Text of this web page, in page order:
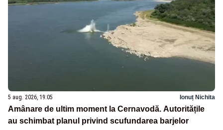
5 aug. 2026, 19:05 Ionuț Nichita
Amânare de ultim moment la Cernavodă. Autoritățile
au schimbat planul privind scufundarea barjelor